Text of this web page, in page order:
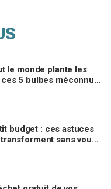
le monde plante les
5 bulbes méconnus
budget : ces astuces
sans vous